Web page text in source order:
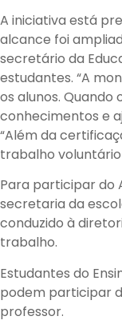
A iniciativa está
alcance foi
secretário da
estudantes. “A
os alunos.
conhecimentos e
“Além da
trabalho
Para participar do
secretaria da
conduzido à
trabalho.
Estudantes do
podem participar
professor.